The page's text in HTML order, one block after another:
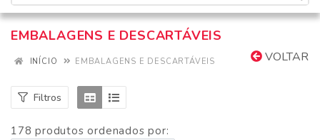
EMBALAGENS E DESCARTÁVEIS
VOLTAR
INÍCIO EMBALAGENS E DESCARTÁVEIS
Filtros
178 produtos ordenados por: